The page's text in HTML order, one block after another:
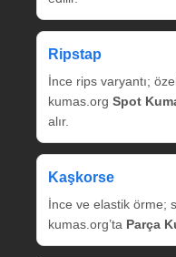
Ripstap
İnce rips varyantı;
kumas.org Spot
alır.
Kaşkorse
İnce ve elastik örme;
kumas.org’ta Parça